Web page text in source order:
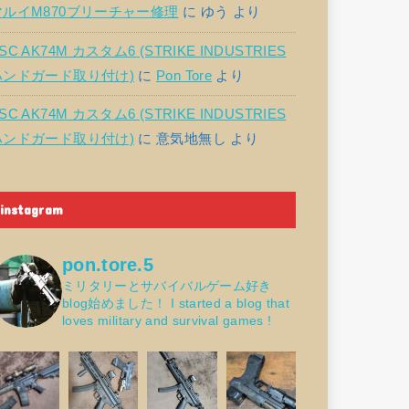
ルイM870ブリーチャー修理 に ゆう より
AK74M カスタム6 (STRIKE INDUSTRIES
ンドガード取り付け) に Pon Tore より
AK74M カスタム6 (STRIKE INDUSTRIES
ンドガード取り付け) に意気地無し より
instagram
pon.tore.5
ミリタリーとサバイバルゲーム好き
blog始めました！
I started a blog that
loves military and survival games !